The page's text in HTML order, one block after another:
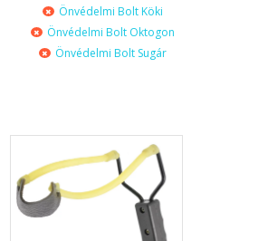
Önvédelmi Bolt Köki
Önvédelmi Bolt Oktogon
Önvédelmi Bolt Sugár